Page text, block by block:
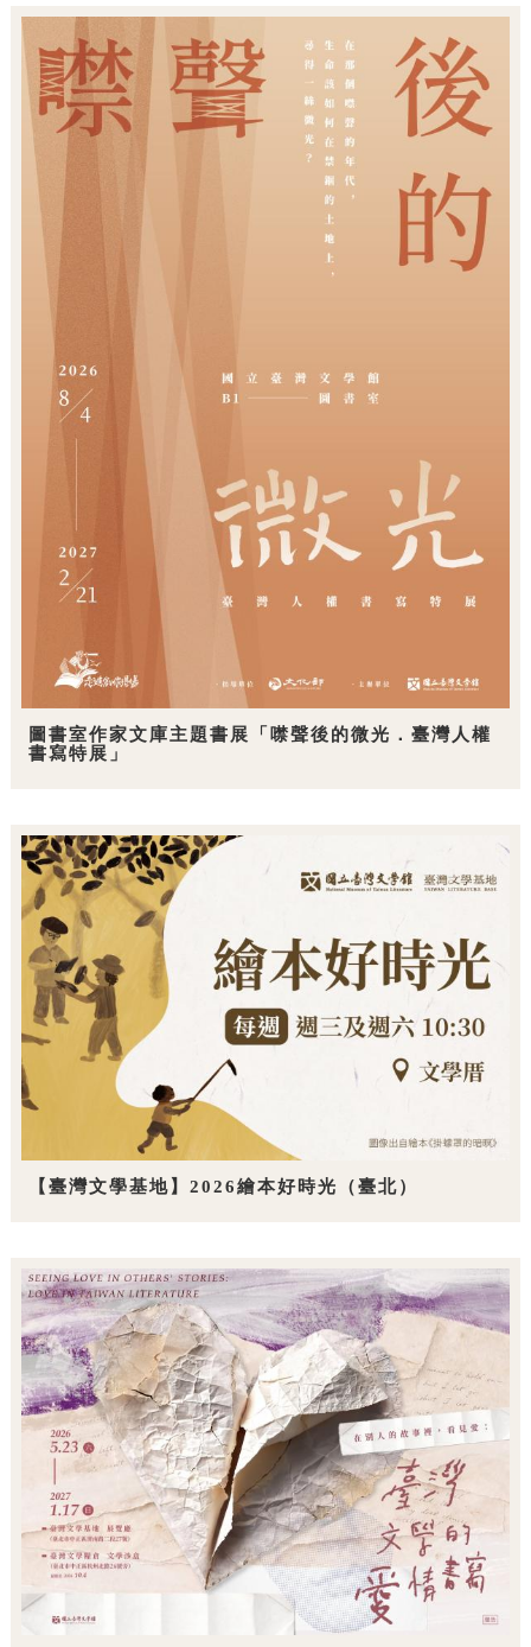
圖書室作家文庫主題書展「噤聲後的微光．臺灣人權
書寫特展」
【臺灣文學基地】2026繪本好時光（臺北）